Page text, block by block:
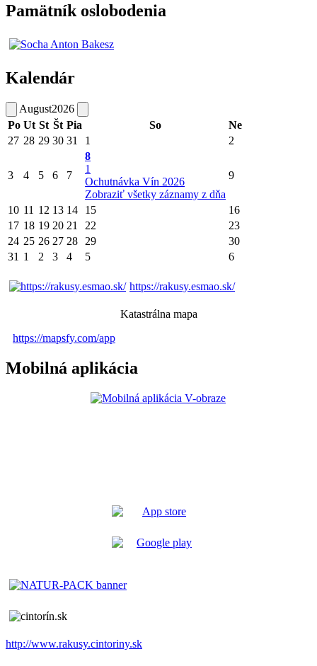
Pamätník oslobodenia
Kalendár
August2026
Po Ut St Št Pia So
Ne
27 28 29 30 31 1 2
3 4 5 6 7
8
1
Ochutnávka Vín 2026
Zobraziť všetky záznamy z dňa
9
10 11 12 13 14 15
16
17 18 19 20 21 22
23
24 25 26 27 28 29
30
31 1 2 3 4 5 6
https://rakusy.esmao.sk/
Katastrálna mapa
https://mapsfy.com/app
Mobilná aplikácia
http://www.rakusy.cintoriny.sk